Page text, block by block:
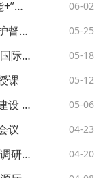
研 06-02
工作 05-25
调研 05-18
课 05-12
要保障 05-06
议 04-23
谈 04-20